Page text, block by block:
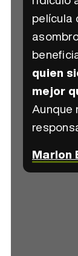
película
quien
mejor
Aunque
Marlon